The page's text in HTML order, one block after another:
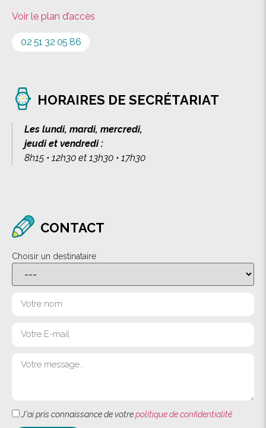
Voir le plan d’accès
02 51 32 05 86
HORAIRES DE SECRÉTARIAT
Les lundi, mardi, mercredi,
jeudi et vendredi :
8h15 • 12h30 et 13h30 • 17h30
CONTACT
Choisir un destinataire
J'ai pris connaissance de votrepolitique de confidentialité